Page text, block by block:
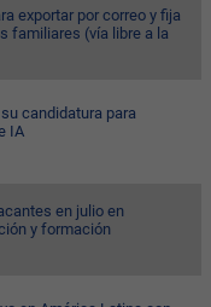
exportar por correo y fija
familiares (vía libre a la
candidatura para
IA
en julio en
y formación